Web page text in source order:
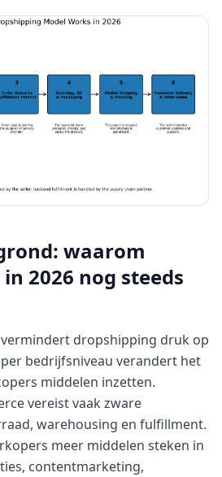
waarom
2026 nog steeds
dropshipping druk op
bedrijfsniveau verandert het
middelen inzetten.
vereist vaak zware
warehousing en fulfillment.
meer middelen steken in
contentmarketing,